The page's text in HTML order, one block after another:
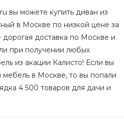
вы можете купить диван из
в Москве по низкой цене за
доставка по Москве и
при получении любых
из акации Калисто! Если вы
мебель в Москве, то вы попали
4 500 товаров для дачи и